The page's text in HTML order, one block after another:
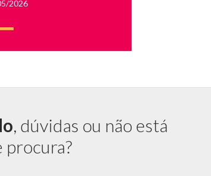
2026
, dúvidas ou não está